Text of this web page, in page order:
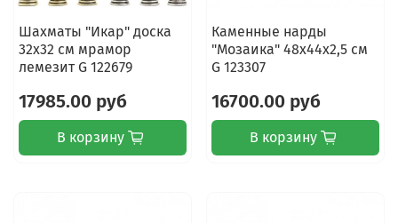
Шахматы "Икар" доска
32х32 см мрамор
лемезит G 122679
17985.00 руб
В корзину
Каменные нарды
"Мозаика" 48х44х2,5 см
G 123307
16700.00 руб
В корзину